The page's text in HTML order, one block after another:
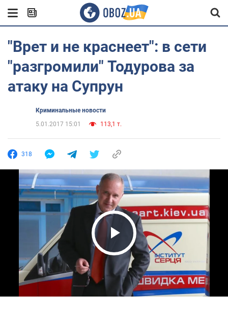
"Врет и не краснеет": в сети
"разгромили" Тодурова за
атаку на Супрун
Криминальные новости
5.01.2017 15:01
113,1 т.
318
Play Video